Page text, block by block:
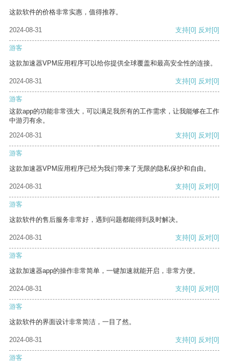
这款软件的价格非常实惠，值得推荐。
2024-08-31 支持[0] 反对[0]
游客
这款加速器VPM应用程序可以给你提供全球覆盖和最高安全性的连接。
2024-08-31 支持[0] 反对[0]
游客
这款app的功能非常强大，可以满足我所有的工作需求，让我能够在工作
中游刃有余。
2024-08-31
支持[0] 反对[0]
游客
这款加速器VPM应用程序已经为我们带来了无限的隐私保护和自由。
2024-08-31 支持[0] 反对[0]
游客
这款软件的售后服务非常好，遇到问题都能得到及时解决。
2024-08-31 支持[0] 反对[0]
游客
这款加速器app的操作非常简单，一键加速就能开启，非常方便。
2024-08-31 支持[0] 反对[0]
游客
这款软件的界面设计非常简洁，一目了然。
2024-08-31 支持[0] 反对[0]
游客